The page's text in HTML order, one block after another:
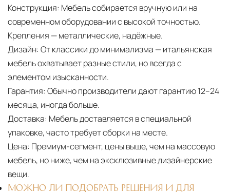
Конструкция: Мебель собирается вручную или на
современном оборудовании с высокой точностью.
Крепления — металлические, надёжные.
Дизайн: От классики до минимализма — итальянская
мебель охватывает разные стили, но всегда с
элементом изысканности.
Гарантия: Обычно производители дают гарантию 12–24
месяца, иногда больше.
Доставка: Мебель доставляется в специальной
упаковке, часто требует сборки на месте.
Цена: Премиум-сегмент, цены выше, чем на массовую
мебель, но ниже, чем на эксклюзивные дизайнерские
вещи.
МОЖНО ЛИ ПОДОБРАТЬ РЕШЕНИЯ И ДЛЯ